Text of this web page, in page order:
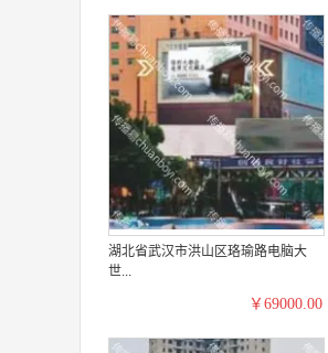
湖北省武汉市洪山区珞瑜路电脑大
世...
￥69000.00